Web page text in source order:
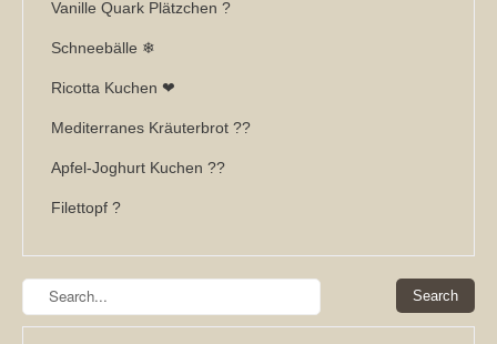
Vanille Quark Plätzchen ?
Schneebälle ❄
Ricotta Kuchen ❤
Mediterranes Kräuterbrot ??
Apfel-Joghurt Kuchen ??
Filettopf ?